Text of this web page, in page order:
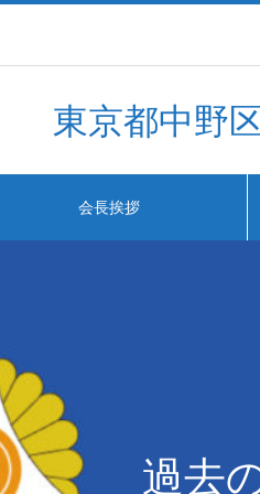
東京都中野
会長挨拶
過去